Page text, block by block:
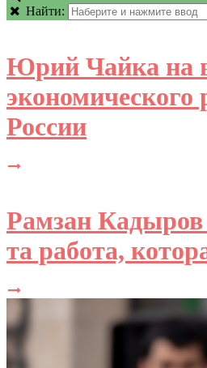
Найти:
Юрий Чайка на
экономического
России
Рамзан Кадыров
та работа,